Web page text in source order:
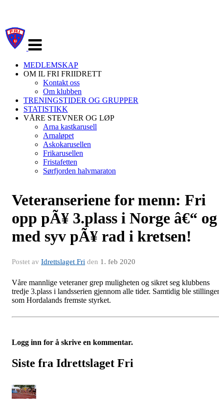
navigasjon
MEDLEMSKAP
OM IL FRI FRIIDRETT
Kontakt oss
Om klubben
TRENINGSTIDER OG GRUPPER
STATISTIKK
VÅRE STEVNER OG LØP
Arna kastkarusell
Arnaløpet
Askokarusellen
Frikarusellen
Fristafetten
Sørfjorden halvmaraton
Veteranseriene for menn: Fri
opp pÃ¥ 3.plass i Norge â€“ og
med syv pÃ¥ rad i kretsen!
Postet av Idrettslaget Fri den 1. feb 2020
Våre mannlige veteraner grep muligheten og sikret seg klubbens
tredje 3.plass i landsserien gjennom alle tider. Samtidig ble
som Hordalands fremste styrket.
Logg inn for å skrive en kommentar.
Siste fra Idrettslaget Fri